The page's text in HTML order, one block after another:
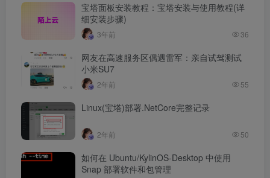
宝塔面板安装教程：宝塔安装与使用教程(详
细安装步骤)
3年前 36
网友在高速服务区偶遇雷军：亲自试驾测试
小米SU7
2年前 55
Linux(宝塔)部署.NetCore完整记录
2年前 50
如何在 Ubuntu/KylinOS-Desktop 中使用
Snap 部署软件和包管理